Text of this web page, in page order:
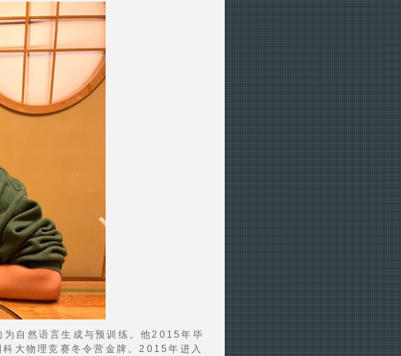
自然语言生成与预训练。他2015年毕
大物理竞赛冬令营金牌。2015年进入